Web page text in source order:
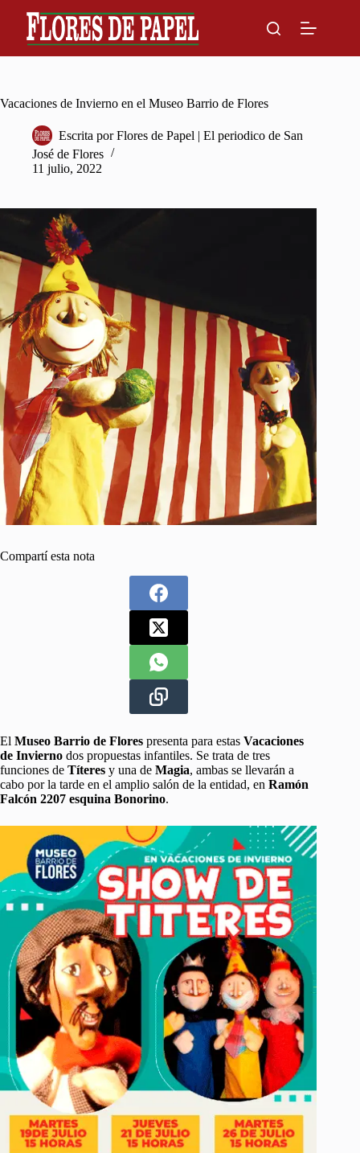
content
Vacaciones de Invierno en el Museo Barrio de Flores
Escrita por Flores de Papel | El periodico de San
José de Flores
11 julio, 2022
Compartí esta nota
El Museo Barrio de Flores presenta para estas Vacaciones
de Invierno dos propuestas infantiles. Se trata de tres
funciones de Títeres y una de Magia, ambas se llevarán a
cabo por la tarde en el amplio salón de la entidad, en Ramón
Falcón 2207 esquina Bonorino.